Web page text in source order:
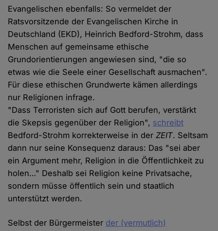
Evangelischen ebenfalls: So vermeldet der
Ratsvorsitzende der Evangelischen Kirche in
Deutschland (EKD), Heinrich Bedford-Strohm, dass
Menschen auf gemeinsame ethische
Grundorientierungen angewiesen sind, "die so
etwas wie die Seele einer Gesellschaft ausmachen".
Für diese ethischen Grundwerte kämen allerdings
nur Religionen infrage.
"Dass Terroristen sich auf Gott berufen, verstärkt
die Skepsis gegenüber der Religion", schreibt
Bedford-Strohm korrekterweise in derZEIT. Seltsam
dann nur seine Konsequenz daraus: Das "sei aber
ein Argument mehr, Religion in die Öffentlichkeit zu
holen…" Deshalb sei Religion keine Privatsache,
sondern müsse öffentlich sein und staatlich
unterstützt werden.
Selbst der Bürgermeister der (vermutlich)